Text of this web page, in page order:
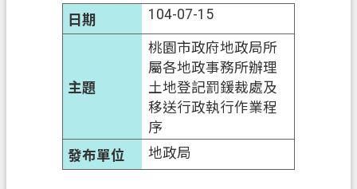
104-07-15
桃園市政府地政局所
屬各地政事務所辦理
土地登記罰鍰裁處及
移送行政執行作業程
序
地政局